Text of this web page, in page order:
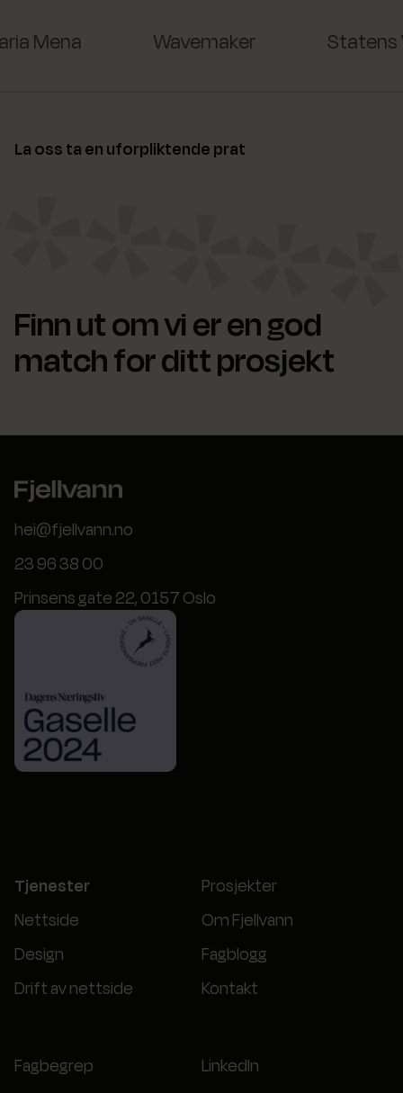
Mena Wavemaker Statens
La oss ta en uforpliktende prat
Finn ut om vi er en god
match for ditt prosjekt
hei@fjellvann.no
23 96 38 00
Prinsens gate 22, 0157 Oslo
Tjenester
Nettside
Design
Drift av nettside
Prosjekter
Om Fjellvann
Fagblogg
Kontakt
Fagbegrep
LinkedIn